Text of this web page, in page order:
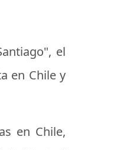
el
en Chile y
en Chile,